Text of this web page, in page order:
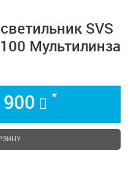
SVS
Мультилинза
900 *